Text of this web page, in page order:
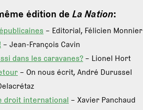
édition de La Nation:
– Editorial, Félicien Monnier
– Jean-François Cavin
dans les caravanes? – Lionel Hort
– On nous écrit, André Durussel
droit international – Xavier Panchaud